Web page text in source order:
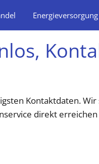
Energieversorgung
Kontaktdaten.
direkt